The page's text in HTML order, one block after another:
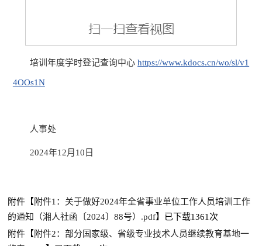
培训年度学时登记查询中心https://www.kdocs.cn/wo/sl/v1
4OOs1N
人事处
2024年12月 10 日
附件【 附件1：关于做好2024年全省事业单位工作人员培训工作
的通知（湘人社函〔2024〕88号）.pdf】已下载1361 次
附件【 附件2：部分国家级、省级专业技术人员继续教育基地一